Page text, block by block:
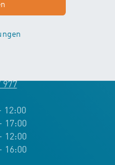
AG
6
977
12:00